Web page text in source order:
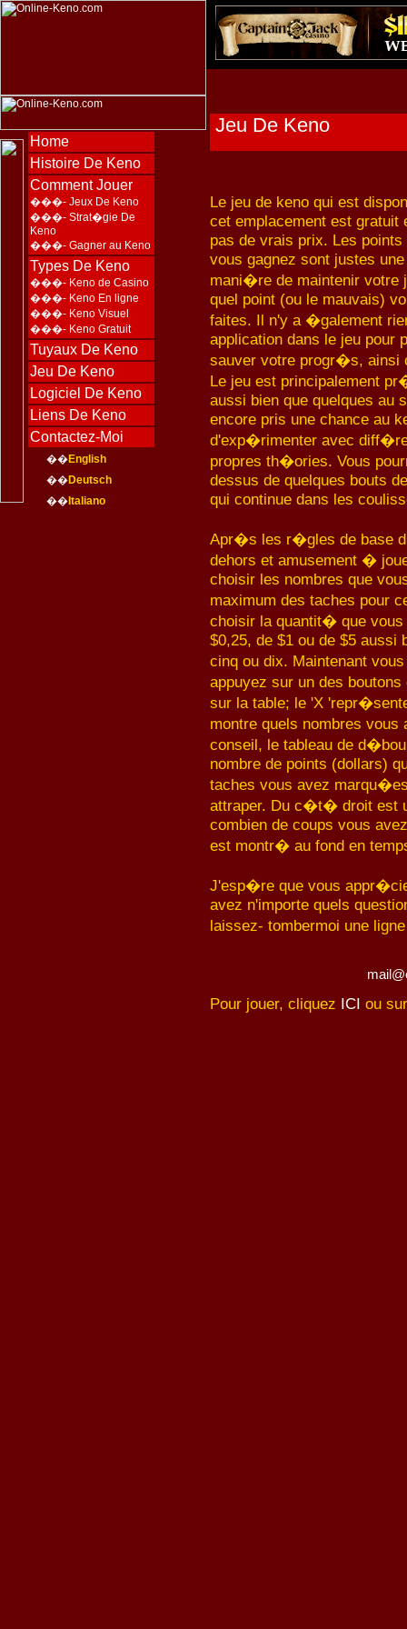
Home
Histoire De Keno
Comment Jouer
���- Jeux De Keno
���- Strat�gie De
Keno
���- Gagner au Keno
Types De Keno
���- Keno de Casino
���- Keno En ligne
���- Keno Visuel
���- Keno Gratuit
Tuyaux De Keno
Jeu De Keno
Logiciel De Keno
Liens De Keno
Contactez-Moi
��English
��Deutsch
�� Italiano
Jeu De Keno
Le jeu de keno qui est
cet emplacement est gratuit
pas de vrais prix. Les points
vous gagnez sont justes une
mani�re de maintenir
quel point (ou le mauvais)
faites. Il n'y a �galement
application dans le jeu pour
sauver votre progr�s, ainsi
Le jeu est principalement
aussi bien que quelques au
encore pris une chance au
d'exp�rimenter avec
propres th�ories. Vous
dessus de quelques bouts
qui continue dans les
Apr�s les r�gles de base
dehors et amusement �
choisir les nombres que
maximum des taches pour
choisir la quantit� que vous
$0,25, de $1 ou de $5 aussi
cinq ou dix. Maintenant
appuyez sur un des
sur la table; le 'X
montre quels nombres
conseil, le tableau de
nombre de points (dollars)
taches vous avez
attraper. Du c�t� droit est
combien de coups vous
est montr� au fond en
J'esp�re que vous
avez n'importe quels
laissez- tombermoi une
Pour jouer, cliquez ICI ou